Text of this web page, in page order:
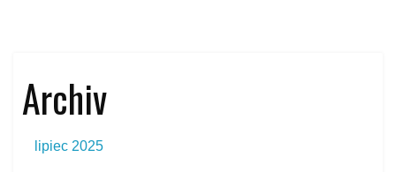
Archiv
lipiec 2025